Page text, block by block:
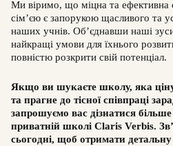
Ми віримо, що міцна та ефективна
сім’єю є запорукою щасливого та
наших учнів. Об’єднавши наші
найкращі умови для їхнього
повністю розкрити свій потенціал.
Якщо ви шукаєте школу, яка
та прагне до тісної співпраці
запрошуємо вас дізнатися
приватній школі Claris Verbis.
сьогодні, щоб отримати